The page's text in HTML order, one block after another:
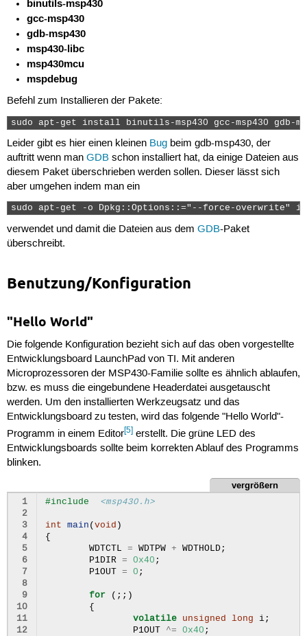
binutils-msp430
gcc-msp430
gdb-msp430
msp430-libc
msp430mcu
mspdebug
Befehl zum Installieren der Pakete:
sudo apt-get install binutils-msp430 gcc-msp430 gdb-
Leider gibt es hier einen kleinen Bugbeim gdb-msp430, der
auftritt wenn man GDBschon installiert hat, da einige Dateien aus
diesem Paket überschrieben werden sollen. Dieser lässt sich
aber umgehen indem man ein
sudo apt-get -o Dpkg::Options::="--force-overwrite"
verwendet und damit die Dateien aus dem GDB-Paket
überschreibt.
Benutzung/Konfiguration
"Hello World"
Die folgende Konfiguration bezieht sich auf das oben vorgestellte
Entwicklungsboard LaunchPad von TI. Mit anderen
Microprozessoren der MSP430-Familie sollte es ähnlich ablaufen,
bzw. es muss die eingebundene Headerdatei ausgetauscht
werden. Um den installierten Werkzeugsatz und das
Entwicklungsboard zu testen, wird das folgende "Hello World"-
Programm in einem Editor[5]erstellt. Die grüne LED des
Entwicklungsboards sollte beim korrekten Ablauf des Programms
blinken.
vergrößern
1
2
3
4
5
6
7
8
9
10
11
12
#include <msp430.h>
int main (void )
{
WDTCTL
= WDTPW + WDTHOLD ;
P1DIR = 0x40 ;
P1OUT = 0 ;
for
(;;)
{
volatile
unsigned long i ;
P1OUT
^= 0x40 ;